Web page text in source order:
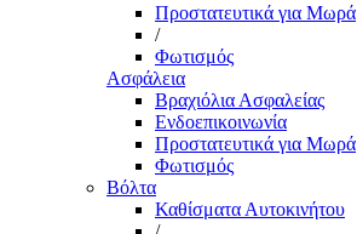
Προστατευτικά για Μωρά
/
Φωτισμός
Ασφάλεια
Βραχιόλια Ασφαλείας
Ενδοεπικοινωνία
Προστατευτικά για Μωρά
Φωτισμός
Βόλτα
Καθίσματα Αυτοκινήτου